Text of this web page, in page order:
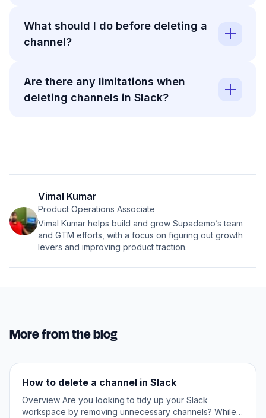
What should I do before deleting a
channel?
Are there any limitations when
deleting channels in Slack?
Vimal Kumar
Product Operations Associate
Vimal Kumar helps build and grow Supademo’s team
and GTM efforts, with a focus on figuring out growth
levers and improving product traction.
More from the blog
How to delete a channel in Slack
Overview Are you looking to tidy up your Slack
workspace by removing unnecessary channels? While